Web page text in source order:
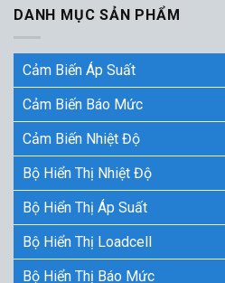
DANH MỤC SẢN PHẨM
Cảm Biến Áp Suất
Cảm Biến Báo Mức
Cảm Biến Nhiệt Độ
Bộ Hiển Thị Nhiệt Độ
Bộ Hiển Thị Áp Suất
Bộ Hiển Thị Loadcell
Bộ Hiển Thị Báo Mức